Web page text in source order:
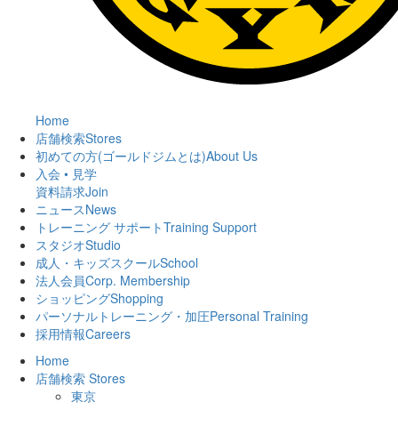
Home
店舗検索Stores
初めての方(ゴールドジムとは)About Us
入会 • 見学
資料請求Join
ニュースNews
トレーニング サポートTraining Support
スタジオStudio
成人・キッズスクールSchool
法人会員Corp. Membership
ショッピングShopping
パーソナルトレーニング・加圧Personal Training
採用情報Careers
Home
店舗検索 Stores
東京